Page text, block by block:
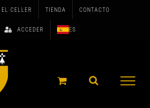
EL CELLER TIENDA CONTACTO
ACCEDER ES